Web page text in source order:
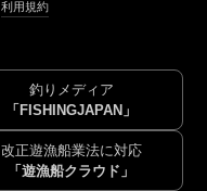
利用規約
釣りメディア
「FISHINGJAPAN」
改正遊漁船業法に対応
「遊漁船クラウド」